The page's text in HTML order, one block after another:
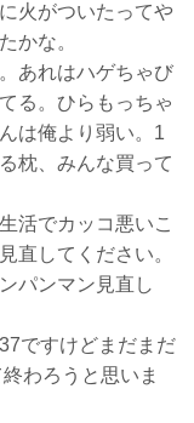
火がついたってや
かな。
あれはハゲちゃび
る。ひらもっちゃ
は俺より弱い。1
枕、みんな買って
活でカッコ悪いこ
直してください。
パンマン見直し
ですけどまだまだ
わろうと思いま